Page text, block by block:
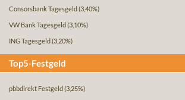
Consorsbank Tagesgeld (3,40%)
VW Bank Tagesgeld (3,10%)
ING Tagesgeld (3,20%)
Top5-Festgeld
pbbdirekt Festgeld (3,25%)